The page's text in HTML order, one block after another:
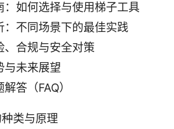
：如何选择与使用梯子工具
：不同场景下的最佳实践
、合规与安全对策
与未来展望
答（FAQ）
类与原理